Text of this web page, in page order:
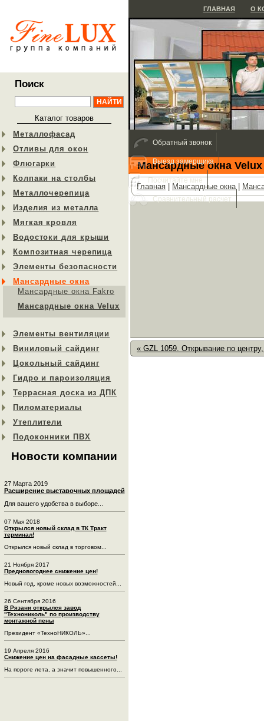
Поиск
Каталог товаров
Металлофасад
Отливы для окон
Флюгарки
Колпаки на столбы
Металлочерепица
Изделия из металла
Мягкая кровля
Водостоки для крыши
Композитная черепица
Элементы безопасности
Мансардные окна
Мансардные окна Fakro
Мансардные окна Velux
Элементы вентиляции
Виниловый сайдинг
Цокольный сайдинг
Гидро и пароизоляция
Террасная доска из ДПК
Пиломатериалы
Утеплители
Подоконники ПВХ
Новости компании
27 Марта 2019
Расширение выставочных площадей
Для вашего удобства в выборе...
07 Мая 2018
Открылся новый склад в ТК Тракт
терминал!
Открылся новый склад в торговом...
21 Ноября 2017
Предновогоднее снижение цен!
Новый год, кроме новых возможностей...
26 Сентября 2016
В Рязани открылся завод
"Технониколь" по производству
монтажной пены
Президент «ТехноНИКОЛЬ»...
19 Апреля 2016
Снижение цен на фасадные кассеты!
На пороге лета, а значит повышенного...
ГЛАВНАЯ О
Мансардные окна Velux
Главная Мансардные окна|
« GZL 1059. Открывание по
Обратный звонок
Выезд замерщика
Посчитайте мне
Сравнительный расчет